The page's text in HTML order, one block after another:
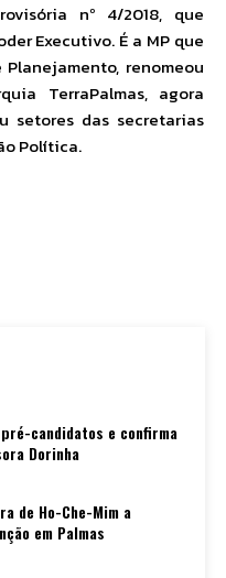
nº 4/2018, que
Executivo. É a MP que
renomeou
TerraPalmas, agora
setores das secretarias
Política.
candidatos e confirma
Dorinha
de Ho-Che-Mim a
em Palmas